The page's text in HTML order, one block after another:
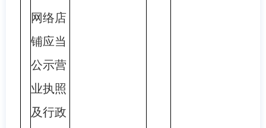
网络店
铺应当
公示营
业执照
及行政